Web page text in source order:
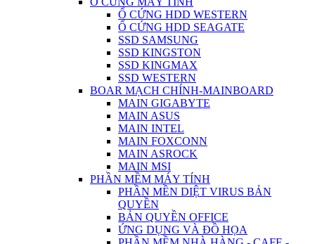
Ổ CỨNG HDD WESTERN
Ổ CỨNG HDD SEAGATE
SSD SAMSUNG
SSD KINGSTON
SSD KINGMAX
SSD WESTERN
BOAR MẠCH CHÍNH-MAINBOARD
MAIN GIGABYTE
MAIN ASUS
MAIN INTEL
MAIN FOXCONN
MAIN ASROCK
MAIN MSI
PHẦN MỀM MÁY TÍNH
PHẦN MỀN DIỆT VIRUS BẢN
QUYỀN
BẢN QUYỀN OFFICE
ỨNG DỤNG VÀ ĐỒ HỌA